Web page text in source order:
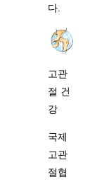
다.
고관
절 건
강
국제
고관
절협